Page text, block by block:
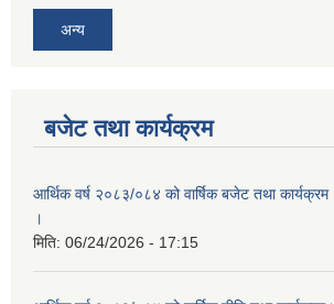
अन्य
बजेट तथा कार्यक्रम
आर्थिक वर्ष २०८३/०८४ को वार्षिक बजेट तथा कार्यक्रम
।
मिति: 06/24/2026 - 17:15